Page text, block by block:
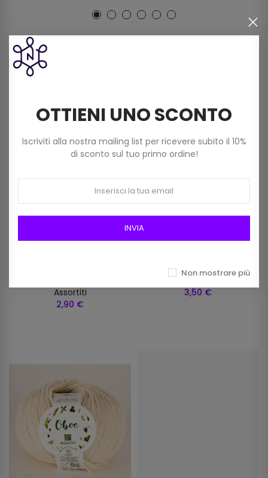
I clienti che hanno acquistato
questo prodotto hanno
comprato anche:
Assortiti
2,90 €
Filato Pura Lana Merino Peo
Silke (50g) 800 Panna
3,50 €
OTTIENI UNO SCONTO
Iscriviti alla nostra mailing list per ricevere subito il 10%
di sconto sul tuo primo ordine!
INVIA
Non mostrare più